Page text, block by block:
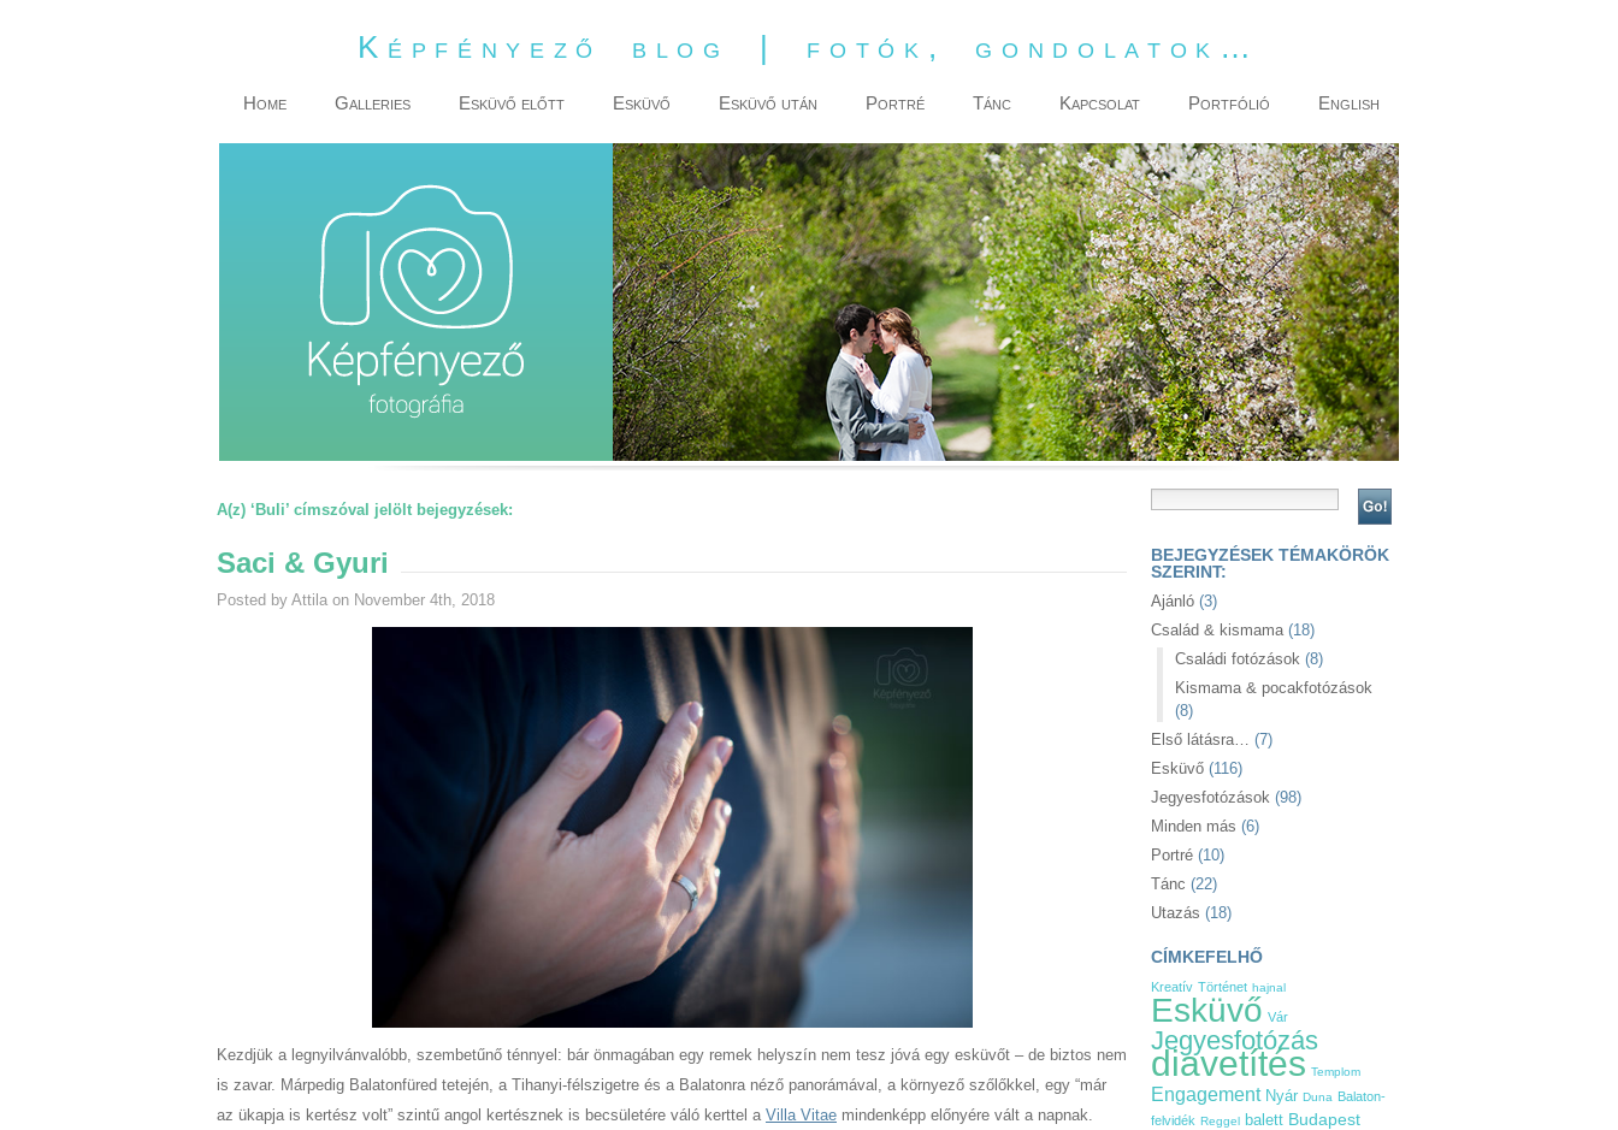
Képfényező blog | fotók, gondolatok…
Home Galleries Esküvő előtt Esküvő Esküvő után Portré Tánc Kapcsolat Portfólió English
A(z) ‘Buli’ címszóval jelölt bejegyzések:
Saci & Gyuri
Posted by Attila on November 4th, 2018
Kezdjük a legnyilvánvalóbb, szembetűnő ténnyel: bár önmagában egy remek helyszín nem tesz jóvá egy esküvőt – de biztos nem
is zavar. Márpedig Balatonfüred tetején, a Tihanyi-félszigetre és a Balatonra néző panorámával, a környező szőlőkkel, egy “már
az ükapja is kertész volt” szintű angol kertésznek is becsületére váló kerttel a Villa Vitae mindenképp előnyére vált a napnak.
BEJEGYZÉSEK TÉMAKÖRÖK
SZERINT:
Ajánló (3)
Család & kismama(18)
Családi fotózások (8)
Kismama & pocakfotózások
(8)
Első látásra… (7)
Esküvő (116)
Jegyesfotózások (98)
Minden más (6)
Portré (10)
Tánc (22)
Utazás (18)
CÍMKEFELHŐ
Kreatív Történet hajnal
Esküvő Vár
Jegyesfotózás
diavetítés Templom
Engagement Nyár Duna Balaton-
felvidék Reggel balett Budapest